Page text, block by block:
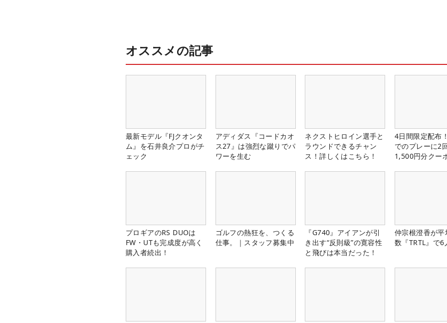
オススメの記事
最新モデル『FJクオンタ
ム』を石井良介プロがチ
ェック
アディダス『コードカオ
ス27』は強烈な蹴りでパ
ワーを生む
ネクストヒロイン選手と
ラウンドできるチャン
ス！詳しくはこちら！
4日間限定配布
でのプレーに2
1,500円分クー
プロギアのRS DUOは
FW・UTも完成度が高く
購入者続出！
ゴルフの熱狂を、つくる
仕事。｜スタッフ募集中
『G740』アイアンが引
き出す“反則級”の寛容性
と飛びは本当だった！
仲宗根澄香が
数『TRTL』で6